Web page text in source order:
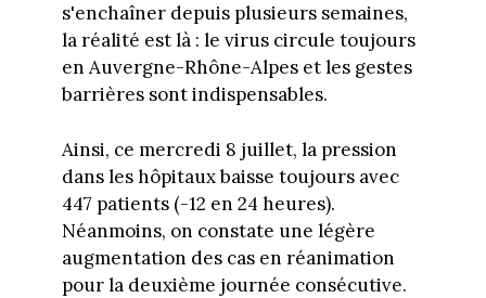
s'enchaîner depuis plusieurs semaines,
la réalité est là : le virus circule toujours
en Auvergne-Rhône-Alpes et les gestes
barrières sont indispensables.
Ainsi, ce mercredi 8 juillet, la pression
dans les hôpitaux baisse toujours avec
447 patients (-12 en 24 heures).
Néanmoins, on constate une légère
augmentation des cas en réanimation
pour la deuxième journée consécutive.